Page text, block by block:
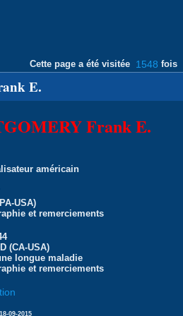
Cette page a été visitée 1548 fois
E.
Frank E.
américain
USA)
et remerciements
(CA-USA)
longue maladie
et remerciements
09-2015